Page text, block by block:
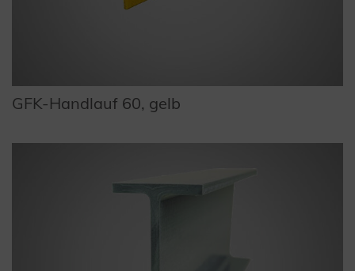
GFK-Handlauf 60, gelb